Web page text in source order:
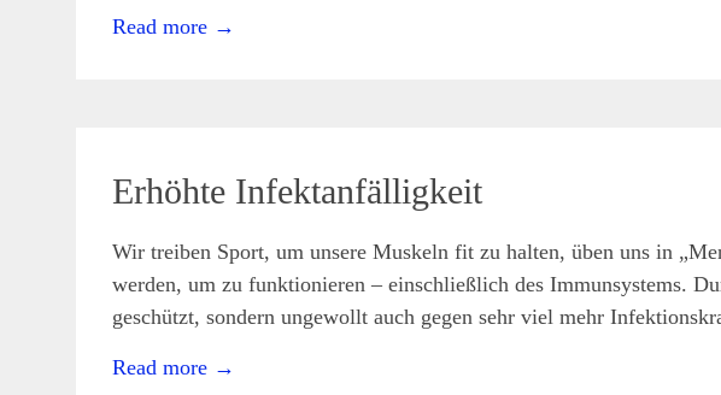
Read more →
28 Okt.2021
Erhöhte Infektanfälligkeit
admin
Symptome
Konzentrationsstörung,
Magen-
Darm-
Infekte
ständig
Wir treiben Sport, um unsere Muskeln fit zu halten, üben uns in
werden, um zu funktionieren – einschließlich des Immunsystems.
geschützt, sondern ungewollt auch gegen sehr viel mehr
Read more →